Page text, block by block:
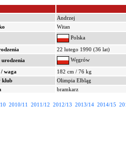
Andrzej
Witan
Polska
22 lutego 1990 (36 lat)
urodzenia
Węgrów
waga
182 cm / 76 kg
klub
Olimpia Elbląg
bramkarz
2010/11 2011/12 2012/13 2013/14 2014/15